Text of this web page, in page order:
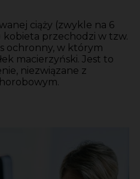
ciąży (zwykle na 6
przechodzi w tzw.
ochronny, w którym
macierzyński. Jest to
niezwiązane z